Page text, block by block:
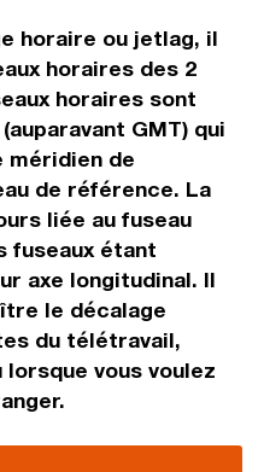
horaire ou jetlag, il
horaires des 2
horaires sont
GMT) qui
méridien de
de référence. La
liée au fuseau
fuseaux étant
axe longitudinal. Il
le décalage
du télétravail,
lorsque vous voulez